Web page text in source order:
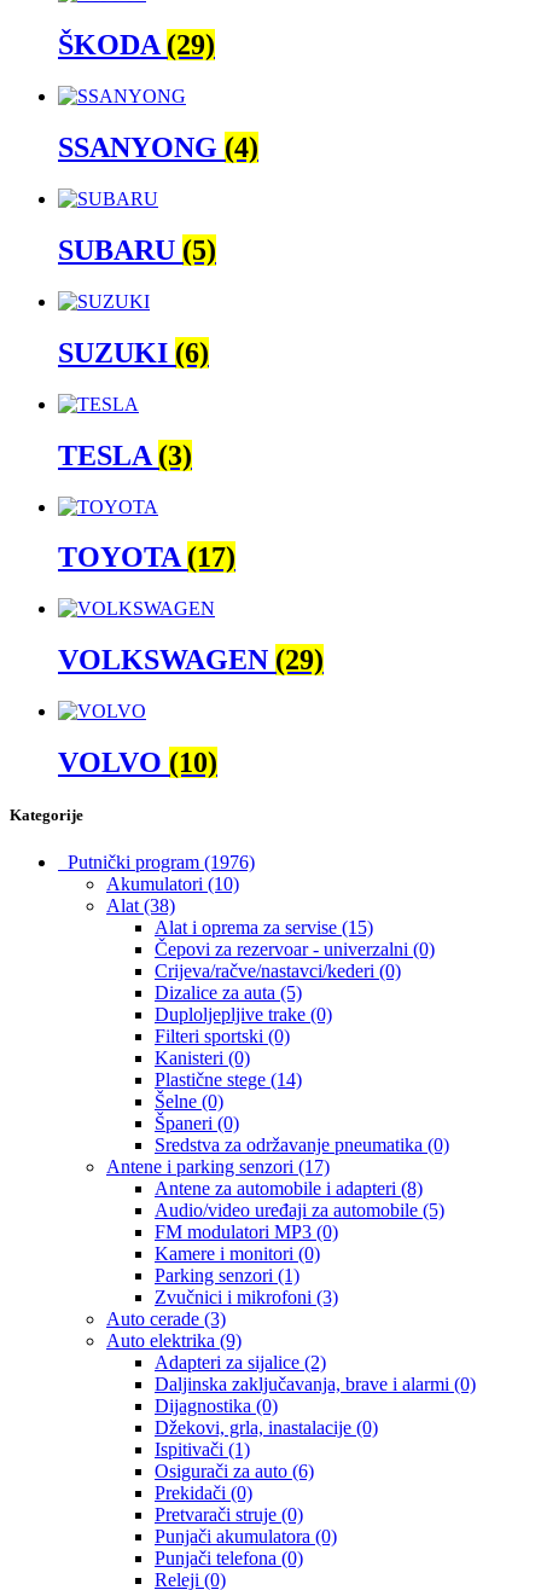
ŠKODA(29)
SSANYONG (4)
SUBARU (5)
SUZUKI (6)
TESLA (3)
TOYOTA(17)
VOLKSWAGEN (29)
VOLVO (10)
Kategorije
Putnički program (1976)
Akumulatori (10)
Alat (38)
Alat i oprema za servise (15)
Čepovi za rezervoar - univerzalni (0)
Crijeva/račve/nastavci/kederi (0)
Dizalice za auta (5)
Duploljepljive trake (0)
Filteri sportski (0)
Kanisteri (0)
Plastične stege (14)
Šelne (0)
Španeri (0)
Sredstva za održavanje pneumatika (0)
Antene i parking senzori (17)
Antene za automobile i adapteri (8)
Audio/video uređaji za automobile (5)
FM modulatori MP3 (0)
Kamere i monitori (0)
Parking senzori (1)
Zvučnici i mikrofoni (3)
Auto cerade (3)
Auto elektrika (9)
Adapteri za sijalice (2)
Daljinska zaključavanja, brave i alarmi (0)
Dijagnostika (0)
Džekovi, grla, inastalacije (0)
Ispitivači (1)
Osigurači za auto (6)
Prekidači (0)
Pretvarači struje (0)
Punjači akumulatora (0)
Punjači telefona (0)
Releji (0)